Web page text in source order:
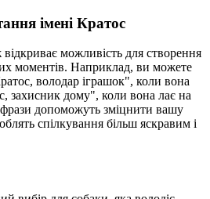
імені Кратос
можливість для створення
моментів. Наприклад, ви можете
володар іграшок", коли вона
захисник дому", коли вона лає на
допоможуть зміцнити вашу
спілкування більш яскравим і